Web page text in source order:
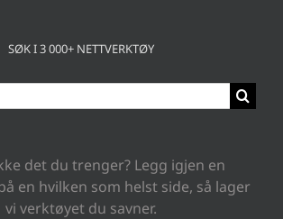
SØK I 3 000+ NETTVERKTØY
det du trenger? Legg igjen en
en hvilken som helst side, så lager
vi verktøyet du savner.